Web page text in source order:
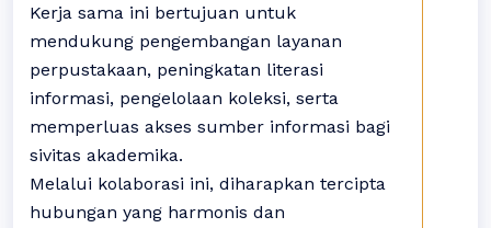
Kerja sama ini bertujuan untuk
mendukung pengembangan layanan
perpustakaan, peningkatan literasi
informasi, pengelolaan koleksi, serta
memperluas akses sumber informasi bagi
sivitas akademika.
Melalui kolaborasi ini, diharapkan tercipta
hubungan yang harmonis dan